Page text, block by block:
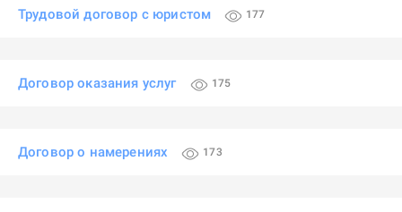
Трудовой договор с юристом 177
Договор оказания услуг 175
Договор о намерениях 173